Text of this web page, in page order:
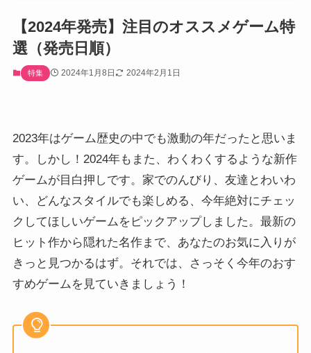
【2024年発売】注目のオススメゲーム特
選（発売日順）
特集 2024年1月8日 2024年2月1日
2023年はゲーム歴史の中でも激動の年だったと思いま
す。しかし！2024年もまた、わくわくするような新作
ゲームが目白押しです。家でのんびり、友達とわいわ
い、どんなスタイルでも楽しめる、今年絶対にチェッ
クしてほしいゲームをピックアップしました。最新の
ヒット作から隠れた名作まで、あなたのお気に入りが
きっと見つかるはず。それでは、さっそく今年のおす
すめゲームを見ていきましょう！